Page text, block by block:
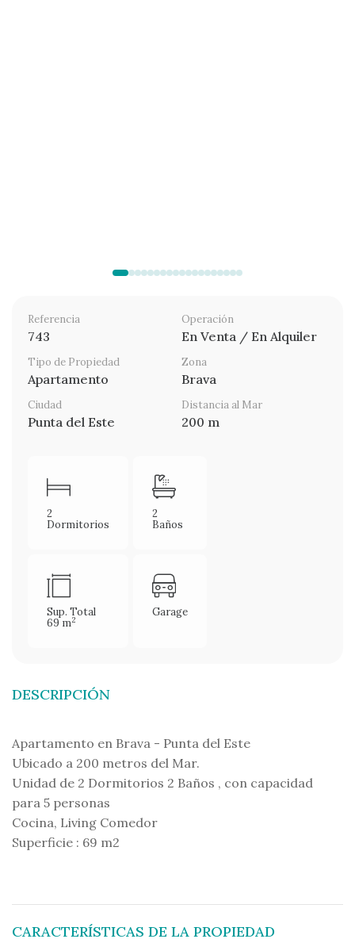
Referencia
743
Operación
En Venta / En Alquiler
Tipo de Propiedad
Apartamento
Zona
Brava
Ciudad
Punta del Este
Distancia al Mar
200 m
2
Dormitorios
2
Baños
Sup. Total
69 m2
Garage
DESCRIPCIÓN
Apartamento en Brava - Punta del Este
Ubicado a 200 metros del Mar.
Unidad de 2 Dormitorios 2 Baños , con capacidad
para 5 personas
Cocina, Living Comedor
Superficie : 69 m2
CARACTERÍSTICAS DE LA PROPIEDAD